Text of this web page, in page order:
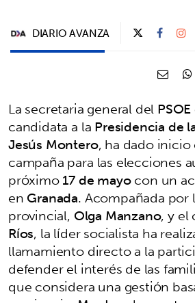
DIARIO AVANZA
La secretaria general del
candidata a laPresidencia de
Jesús Montero, ha dado inicio
campaña para las elecciones
próximo17 de mayocon un
enGranada. Acompañada por
provincial, Olga Manzano, y el
Ríos, la líder socialista ha
llamamiento directo a la
defender el interés de las
que considera una gestión